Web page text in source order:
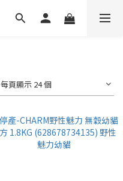
每頁顯示 24 個